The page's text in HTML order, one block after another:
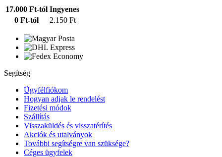
17.000 Ft-tól Ingyenes
0 Ft-tól
2.150 Ft
Segítség
Ügyfélfiókom
Hogyan adjak le rendelést
Fizetési módok
Szállítás
Visszaküldés és visszatérítés
Akciók és utalványok
További segítségre van szüksége?
Céges ügyfelek